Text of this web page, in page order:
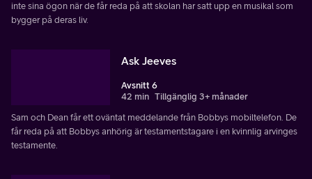
inte sina ögon när de får reda på att skolan har satt upp en musikal som
bygger på deras liv.
Ask Jeeves
Avsnitt 6
42 min Tillgänglig 3+ månader
Sam och Dean får ett oväntat meddelande från Bobbys mobiltelefon. De
får reda på att Bobbys anhörig är testamentstagare i en kvinnlig arvinges
testamente.